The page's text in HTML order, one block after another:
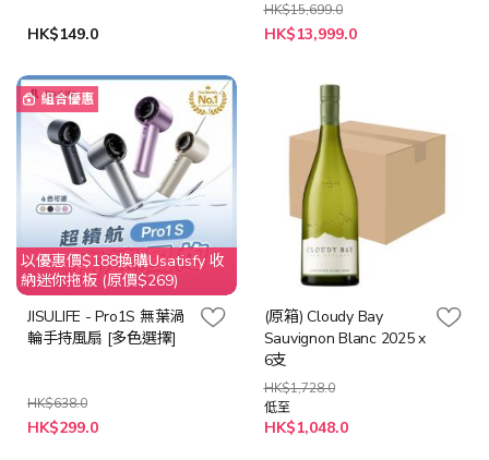
HK$149.0
HK$15,699.0
HK$13,999.0
組合優惠
以優惠價$188換購Usatisfy 收
納迷你拖板 (原價$269)
JISULIFE - Pro1S 無葉渦
輪手持風扇 [多色選擇]
HK$638.0
HK$299.0
(原箱) Cloudy Bay
Sauvignon Blanc 2025 x
6支
HK$1,728.0
低至
HK$1,048.0